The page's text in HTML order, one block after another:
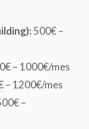
500€ –
– 1000€/mes
– 1200€/mes
–